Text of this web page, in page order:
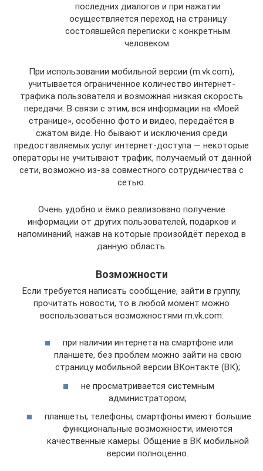
последних диалогов и при нажатии
осуществляется переход на страницу
состоявшейся переписки с конкретным
человеком.
При использовании мобильной версии (m.vk.com),
учитывается ограниченное количество интернет-
трафика пользователя и возможная низкая скорость
передачи. В связи с этим, вся информации на «Моей
странице», особенно фото и видео, передаётся в
сжатом виде. Но бывают и исключения среди
предоставляемых услуг интернет-доступа — некоторые
операторы не учитывают трафик, получаемый от данной
сети, возможно из-за совместного сотрудничества с
сетью.
Очень удобно и ёмко реализовано получение
информации от других пользователей, подарков и
напоминаний, нажав на которые произойдёт переход в
данную область.
Возможности
Если требуется написать сообщение, зайти в группу,
прочитать новости, то в любой момент можно
воспользоваться возможностями m.vk.com:
при наличии интернета на смартфоне или
планшете, без проблем можно зайти на свою
страницу мобильной версии ВКонтакте (ВК);
не просматривается системным
администратором;
планшеты, телефоны, смартфоны имеют большие
функциональные возможности, имеются
качественные камеры. Общение в ВК мобильной
версии полноценно.